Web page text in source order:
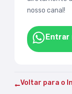
nosso canal!
Entrar
Voltar para o